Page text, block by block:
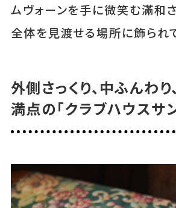
ムヴォーンを手に微笑む滿和
全体を見渡せる場所に飾られ
外側さっくり、中ふんわり
満点の「クラブハウスサ